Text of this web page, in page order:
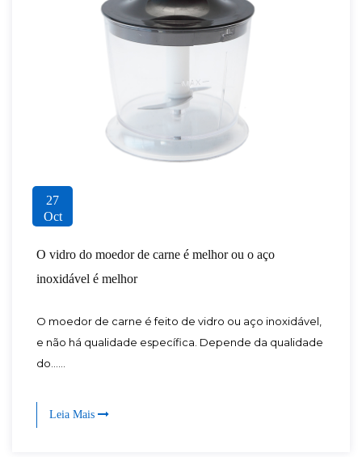
27
Oct
O vidro do moedor de carne é melhor ou o aço
inoxidável é melhor
O moedor de carne é feito de vidro ou aço inoxidável,
e não há qualidade específica. Depende da qualidade
do......
Leia Mais